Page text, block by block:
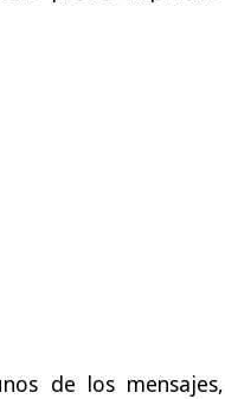
de los mensajes,